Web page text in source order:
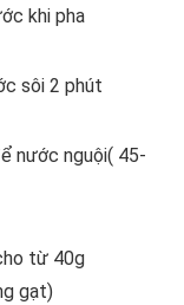
khi pha
sôi 2 phút
nước nguội( 45-
từ 40g
gạt)